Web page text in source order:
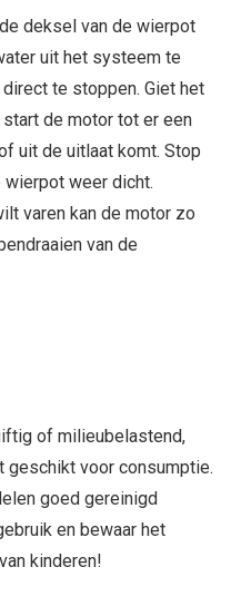
deksel van de wierpot
uit het systeem te
te stoppen. Giet het
de motor tot er een
uit de uitlaat komt. Stop
weer dicht.
varen kan de motor zo
van de
of milieubelastend,
voor consumptie.
goed gereinigd
en bewaar het
kinderen!